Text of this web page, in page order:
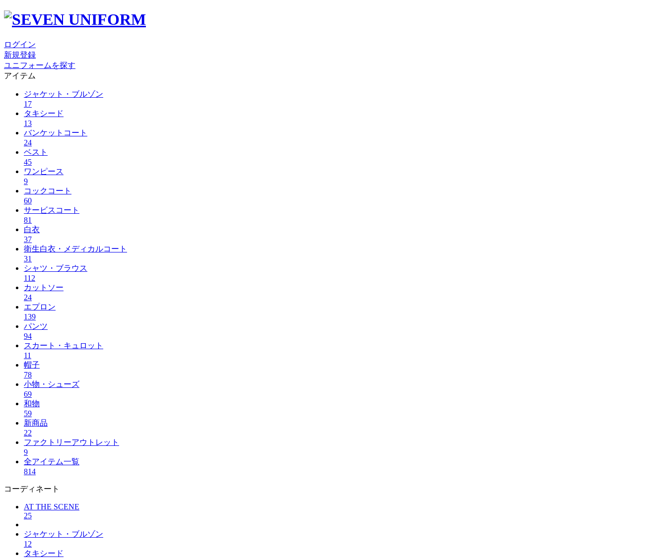
ログイン
新規登録
ユニフォームを探す
アイテム
ジャケット・ブルゾン
17
タキシード
13
バンケットコート
24
ベスト
45
ワンピース
9
コックコート
60
サービスコート
81
白衣
37
衛生白衣・メディカルコート
31
シャツ・ブラウス
112
カットソー
24
エプロン
139
パンツ
94
スカート・キュロット
11
帽子
78
小物・シューズ
69
和物
59
新商品
22
ファクトリーアウトレット
9
全アイテム一覧
814
コーディネート
AT THE SCENE
25
ジャケット・ブルゾン
12
タキシード